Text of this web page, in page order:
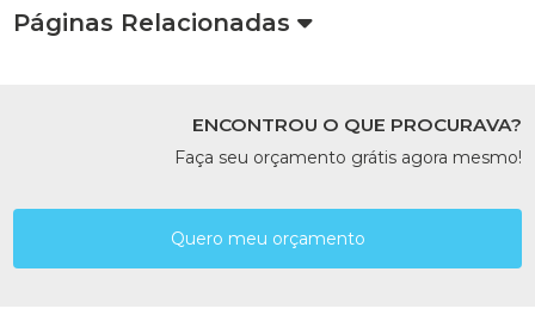
Páginas Relacionadas
ENCONTROU O QUE PROCURAVA?
Faça seu orçamento grátis agora mesmo!
Quero meu orçamento